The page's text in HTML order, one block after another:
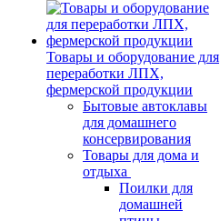
Товары и оборудование для
переработки ЛПХ,
фермерской продукции
Бытовые автоклавы
для домашнего
консервирования
Товары для дома и
отдыха
Поилки для
домашней